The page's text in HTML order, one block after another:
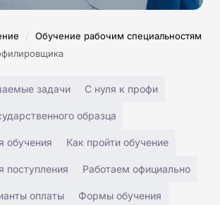
/ Обучение рабочим специальностям
задачи С нуля к профи
образца
обучения Как пройти обучение
поступления Работаем официально
оплаты Формы обучения